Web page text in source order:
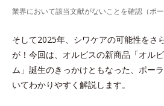
業界において該当文献がないことを確認（ポ
そして2025年、シワケアの可能性をさ
が！今回は、オルビスの新商品「オ
ム」誕生のきっかけともなった、ポー
いてわかりやすく解説します。